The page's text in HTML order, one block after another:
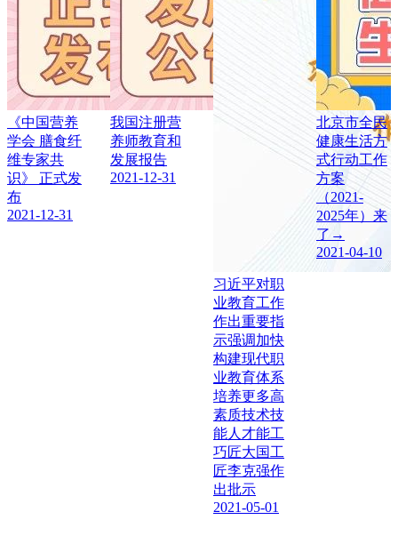
《中国营养
学会 膳食纤
维专家共
识》 正式发
布
2021-12-31
我国注册营
养师教育和
发展报告
2021-12-31
习近平对职
业教育工作
作出重要指
示强调加快
构建现代职
业教育体系
培养更多高
素质技术技
能人才能工
巧匠大国工
匠李克强作
出批示
2021-05-01
北京市全民
健康生活方
式行动工作
方案
（2021-
2025年）来
了→
2021-04-10